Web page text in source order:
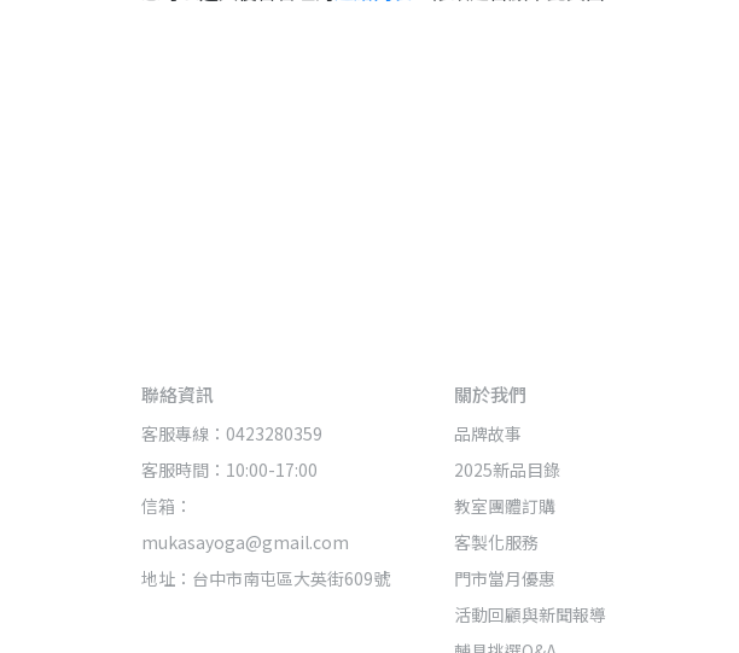
聯絡資訊
客服專線：0423280359
客服時間：10:00-17:00
信箱：
mukasayoga@gmail.com
地址：台中市南屯區大英街609號
關於我們
品牌故事
2025新品目錄
教室團體訂購
客製化服務
門市當月優惠
活動回顧與新聞報導